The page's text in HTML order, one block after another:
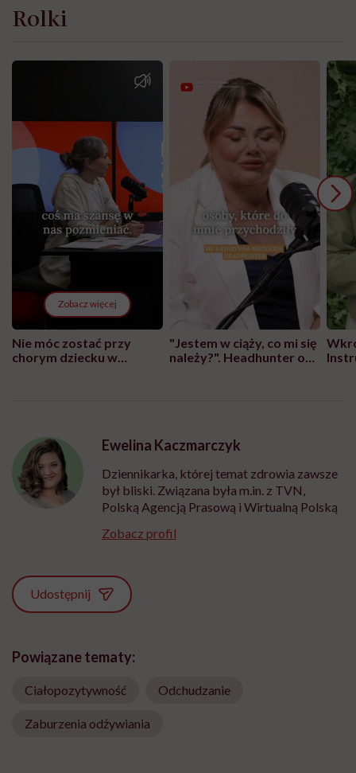
Rolki
Zobacz więcej
Nie móc zostać przy
chorym dziecku w
"Jestem w ciąży, co mi się
należy?". Headhunter o
Ewelina Kaczmarczyk
Dziennikarka, której temat zdrowia zawsze
był bliski. Związana była m.in. z TVN,
Polską Agencją Prasową i Wirtualną Polską
Zobacz profil
Udostępnij
Powiązane tematy:
Ciałopozytywność Odchudzanie
Zaburzenia odżywiania